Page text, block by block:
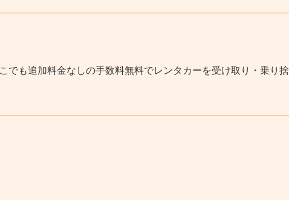
でも追加料金なしの手数料無料でレンタカーを受け取り・乗り捨